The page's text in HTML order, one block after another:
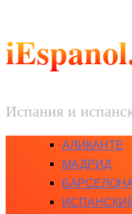
Испания и
АЛИКАНТЕ
МАДРИД